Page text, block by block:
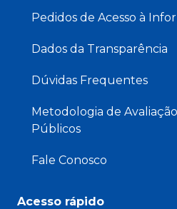
Pedidos de Acesso à
Dados da Transparência
Dúvidas Frequentes
Metodologia de
Públicos
Fale Conosco
Acesso rápido